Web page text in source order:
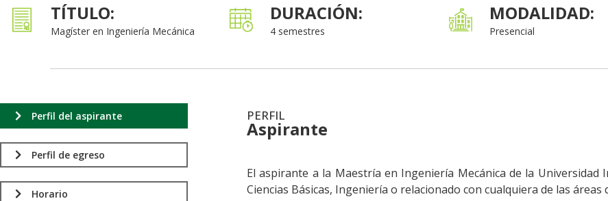
TÍTULO:
Magíster en Ingeniería Mecánica
DURACIÓN:
4 semestres
MODALIDAD:
Presencial
Perfil del aspirante
Perfil de egreso
Horario
PERFIL
Aspirante
El aspirante a la Maestría en Ingeniería Mecánica de la
Ciencias Básicas, Ingeniería o relacionado con cualquiera de las áreas